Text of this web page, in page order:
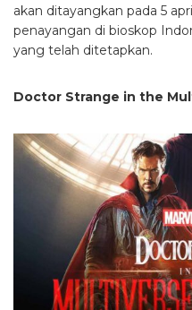
akan ditayangkan pada 5
penayangan di bioskop
yang telah ditetapkan.
Doctor Strange in the